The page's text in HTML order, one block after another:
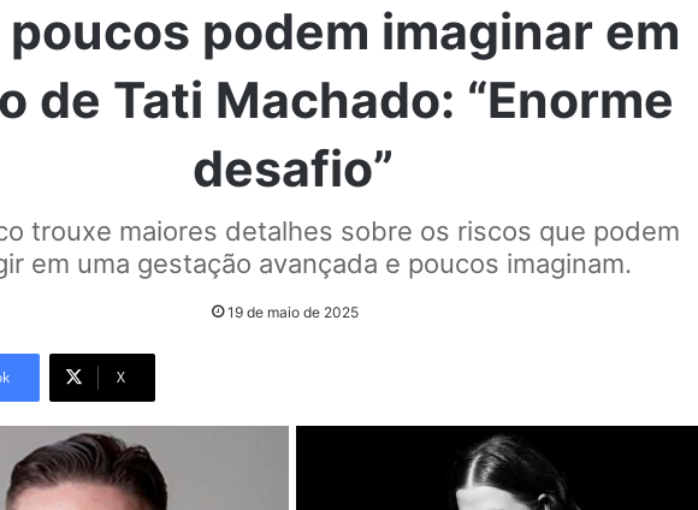
podem imaginar em
de Tati Machado: “Enorme
desafio”
trouxe maiores detalhes sobre os riscos que podem
em uma gestação avançada e poucos imaginam.
19 de maio de 2025
X